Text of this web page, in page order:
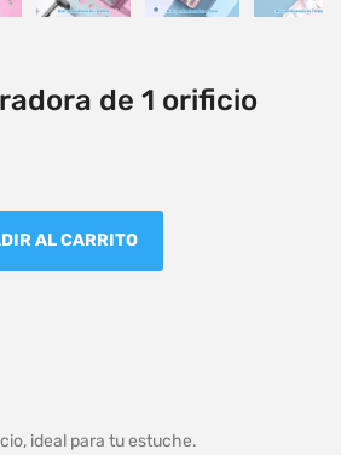
de 1 orificio
AL CARRITO
ideal para tu estuche.